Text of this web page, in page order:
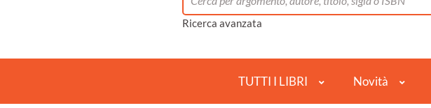
Ricerca avanzata
TUTTI I LIBRI Novità